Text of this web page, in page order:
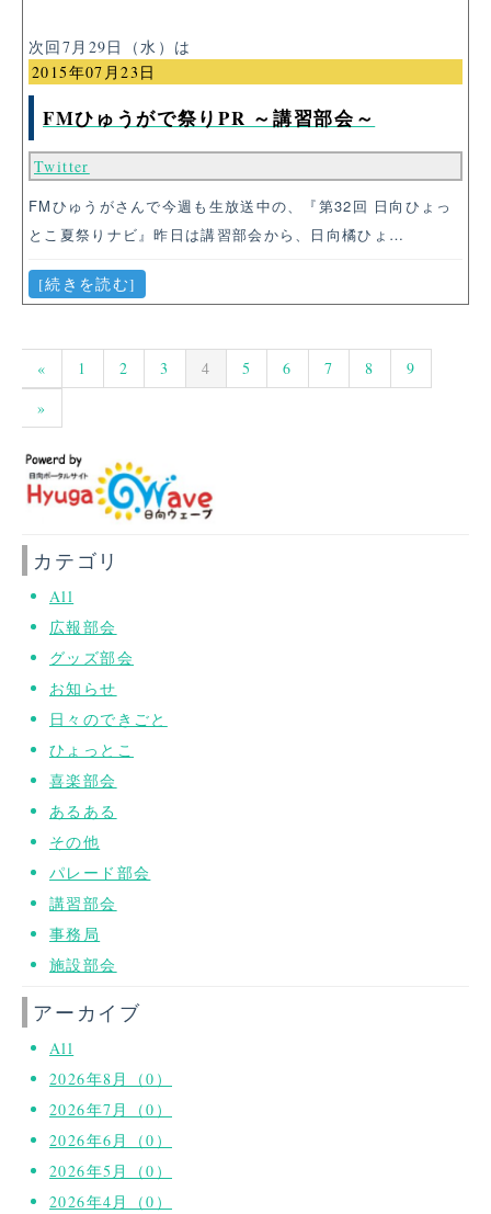
次回7月29日（水）は
2015年07月23日
FMひゅうがで祭りPR ～講習部会～
Twitter
FMひゅうがさんで今週も生放送中の、『第32回 日向ひょっ
とこ夏祭りナビ』昨日は講習部会から、日向橘ひょ…
[続きを読む]
« 1 2 3 4 5 6 7 8
9
»
カテゴリ
All
広報部会
グッズ部会
お知らせ
日々のできごと
ひょっとこ
喜楽部会
あるある
その他
パレード部会
講習部会
事務局
施設部会
アーカイブ
All
2026年8月（0）
2026年7月（0）
2026年6月（0）
2026年5月（0）
2026年4月（0）